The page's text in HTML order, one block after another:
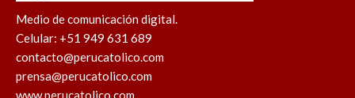
Medio de comunicación digital.
Celular: +51 949 631 689
contacto@perucatolico.com
prensa@perucatolico.com
www.perucatolico.com